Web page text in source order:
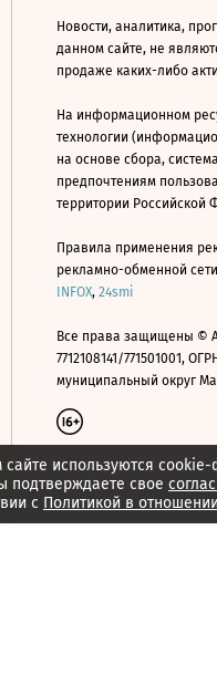
используются
подтверждаете свое
с Политикой в
Новости, аналитика,
данном сайте, не
продаже каких-либо
На информационном
технологии
на основе сбора,
предпочтениям
территории Российской
Правила применения
рекламно-обменной
INFOX, 24smi
Все права защищены ©
7712108141/771501001,
муниципальный округ